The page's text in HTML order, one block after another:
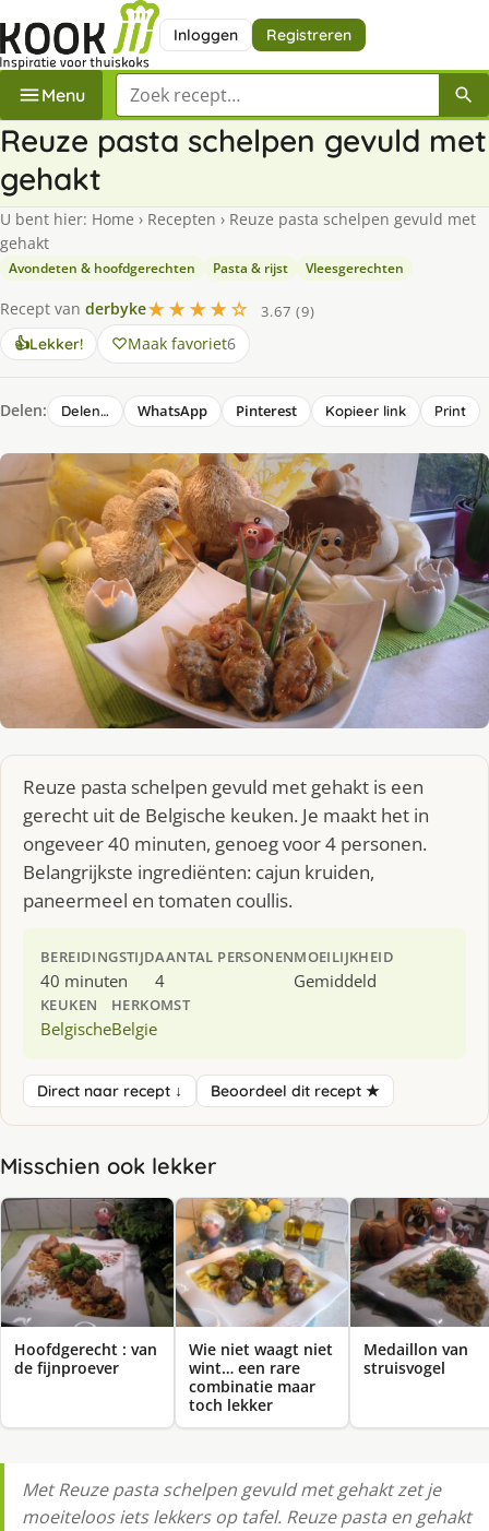
Inloggen Registreren
Menu Zoek een recept
Reuze pasta schelpen gevuld met
gehakt
U bent hier: Home › Recepten › Reuze pasta schelpen gevuld met
gehakt
Avondeten & hoofdgerechten Pasta & rijst Vleesgerechten
Recept van derbyke★★★★☆
3.67 (9)
👍Lekker! Maak favoriet6
Delen: Delen… WhatsApp Pinterest Kopieer link Print
Reuze pasta schelpen gevuld met gehakt is een
gerecht uit de Belgische keuken. Je maakt het in
ongeveer 40 minuten, genoeg voor 4 personen.
Belangrijkste ingrediënten: cajun kruiden,
paneermeel en tomaten coullis.
BEREIDINGSTIJD
40 minuten
AANTAL PERSONEN
4
MOEILIJKHEID
Gemiddeld
KEUKEN
Belgische
HERKOMST
Belgie
Direct naar recept ↓ Beoordeel dit recept ★
Misschien ook lekker
Hoofdgerecht : van
de fijnproever
Wie niet waagt niet
wint… een rare
combinatie maar
toch lekker
Medaillon van
struisvogel
Met Reuze pasta schelpen gevuld met gehakt zet je
moeiteloos iets lekkers op tafel. Reuze pasta en gehakt